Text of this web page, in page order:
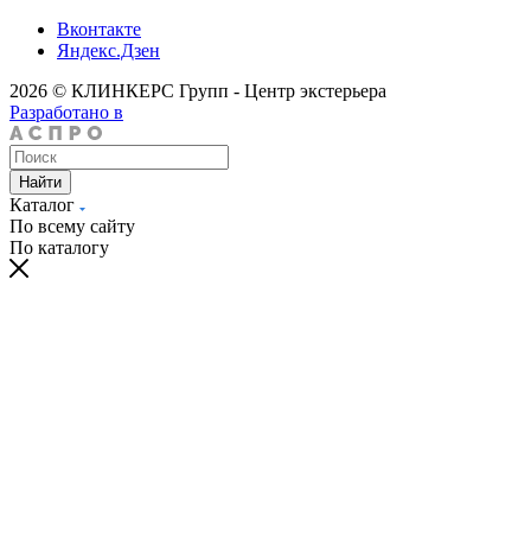
Вконтакте
Яндекс.Дзен
2026 © КЛИНКЕРС Групп - Центр экстерьера
Разработано в
Найти
Каталог
По всему сайту
По каталогу